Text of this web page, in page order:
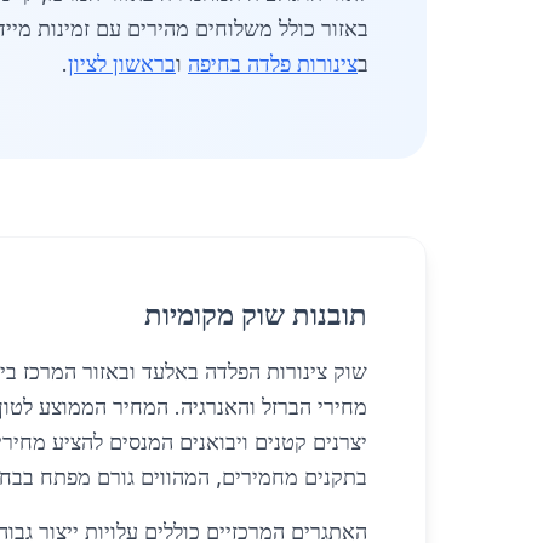
באזור כולל משלוחים מהירים עם זמינות
בצינורות פלדה בחיפה ובראשון לציון.
תובנות שוק מקומיות
שוק צינורות הפלדה באלעד ובאזור המרכז
יצרנים קטנים ויבואנים המנסים להציע
בתקנים מחמירים, המהווים גורם מפתח
האתגרים המרכזיים כוללים עלויות ייצור